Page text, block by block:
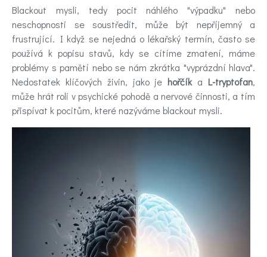
Novinky
Poradna
a
chat
Test
nálady
Hledáte
účinnou
pomoc
Blackout mysli, tedy pocit náhlého "výpadku" nebo
neschopnosti se soustředit, může být nepříjemný a
frustrující. I když se nejedná o lékařský termín, často se
používá k popisu stavů, kdy se cítíme zmatení, máme
problémy s pamětí nebo se nám zkrátka "vyprázdní hlava".
Nedostatek klíčových živin, jako je hořčíka L-tryptofan,
může hrát roli v psychické pohodě a nervové činnosti, a tím
přispívat k pocitům, které nazýváme blackout mysli.